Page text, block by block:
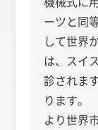
ーツと同
して世界
は、スイ
診されま
ります。
より世界